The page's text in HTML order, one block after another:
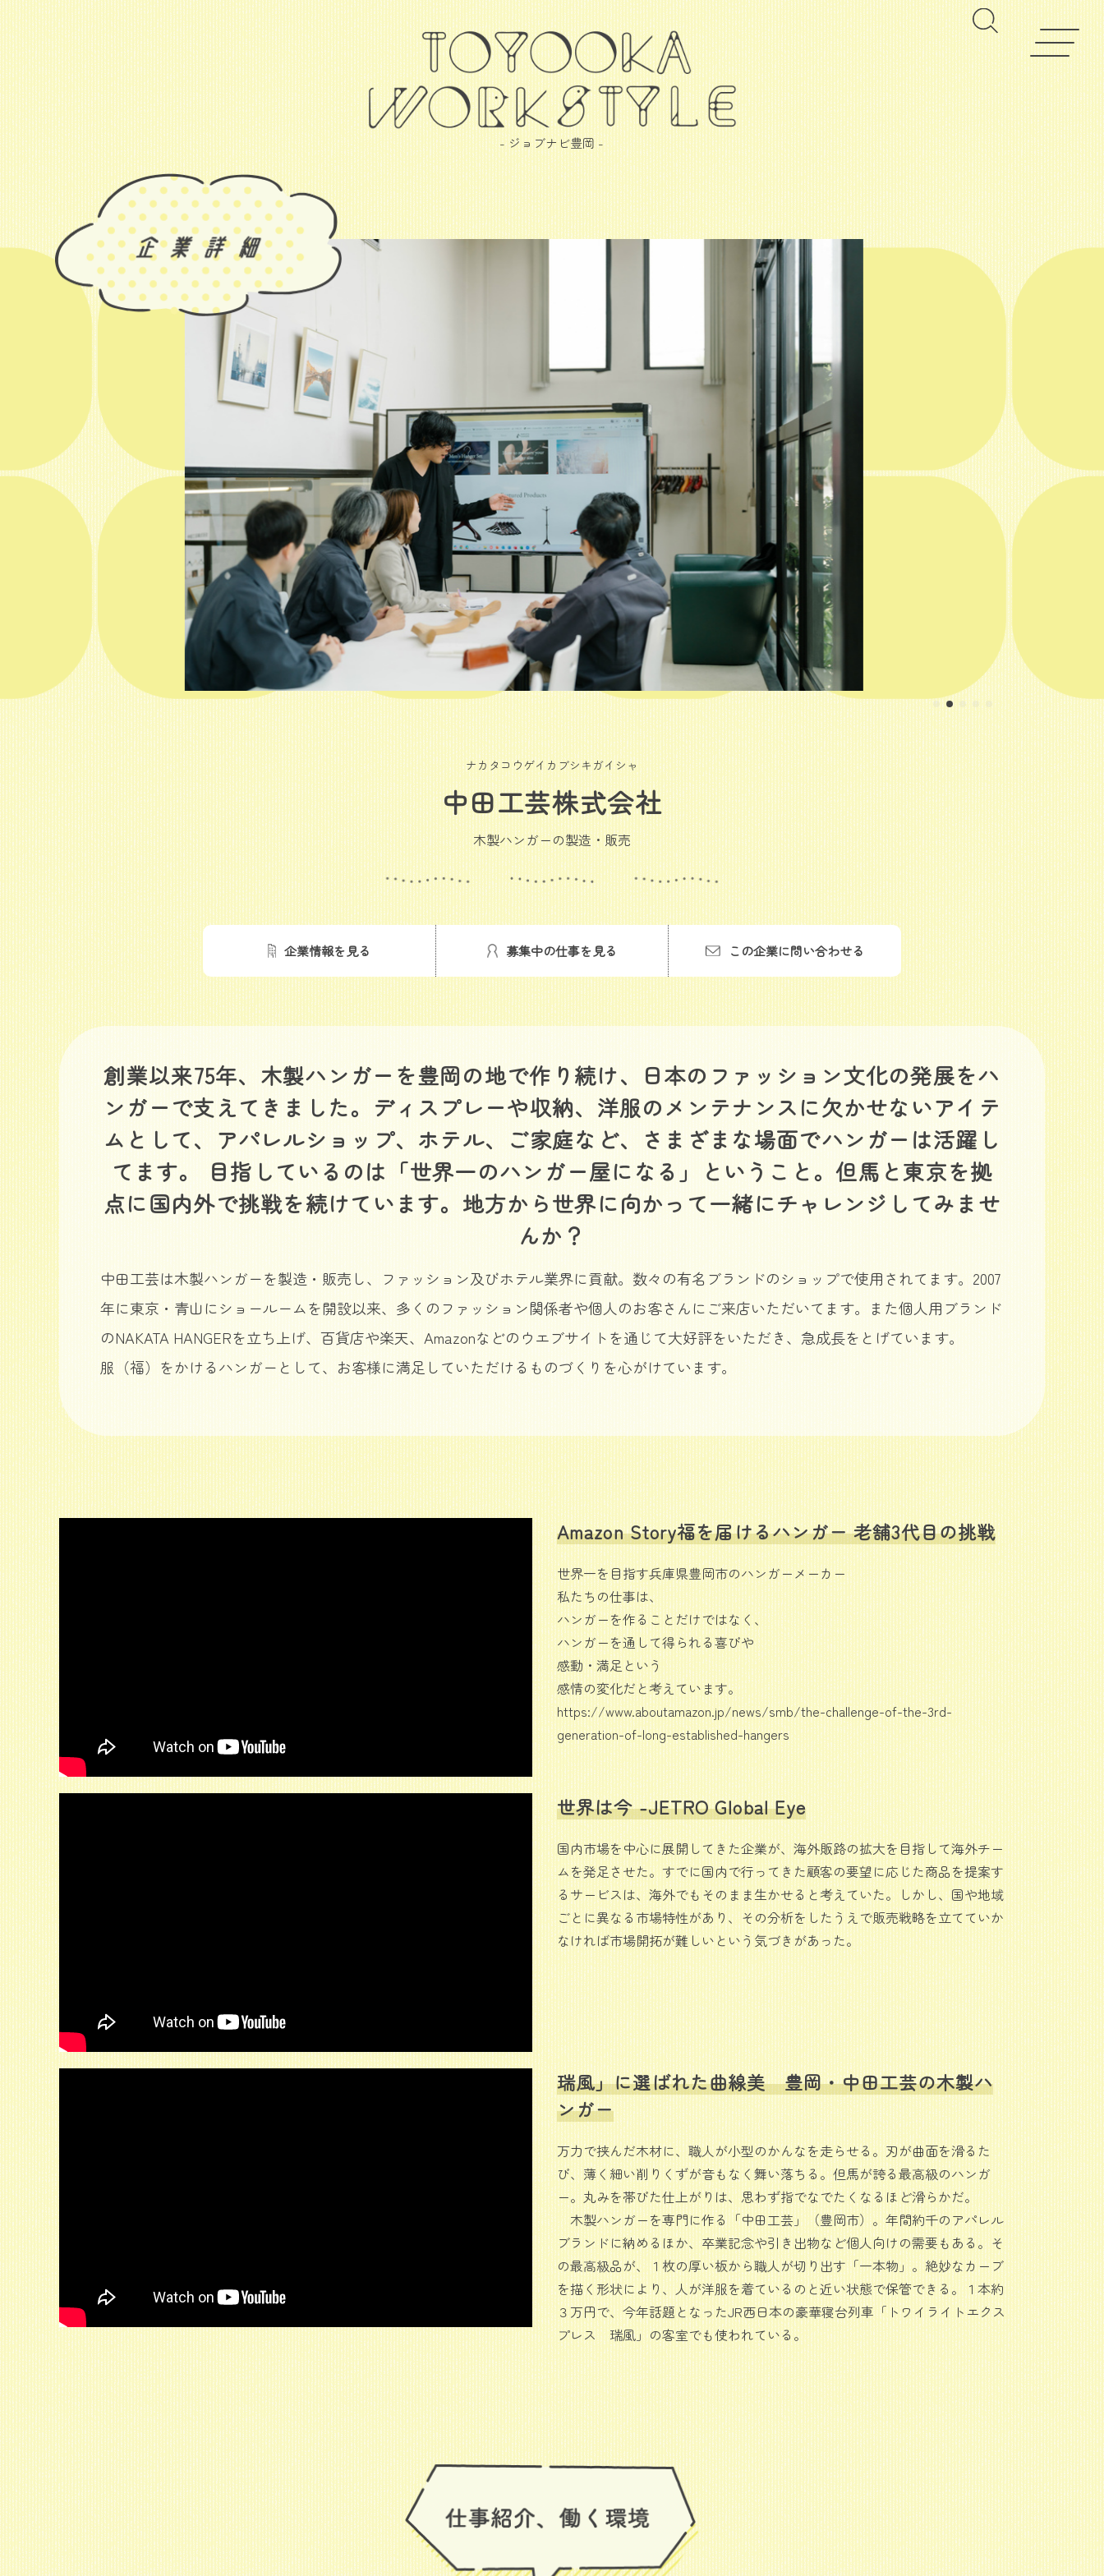
- ジョブナビ豊岡 -
ナカタコウゲイカブシキガイシャ
中田工芸株式会社
木製ハンガーの製造・販売
企業情報を見る 募集中の仕事を見る この企業に問い合わせる
創業以来75年、木製ハンガーを豊岡の地で作り続け、日本のファッション文化の発展をハ
ンガーで支えてきました。ディスプレーや収納、洋服のメンテナンスに欠かせないアイテ
ムとして、アパレルショップ、ホテル、ご家庭など、さまざまな場面でハンガーは活躍し
てます。 目指しているのは「世界一のハンガー屋になる」ということ。但馬と東京を拠
点に国内外で挑戦を続けています。地方から世界に向かって一緒にチャレンジしてみませ
んか？
中田工芸は木製ハンガーを製造・販売し、ファッション及びホテル業界に貢献。数々の有名ブランドのショップで使用されてます。2007
年に東京・青山にショールームを開設以来、多くのファッション関係者や個人のお客さんにご来店いただいてます。また個人用ブランド
のNAKATA HANGERを立ち上げ、百貨店や楽天、Amazonなどのウエブサイトを通じて大好評をいただき、急成長をとげています。
服（福）をかけるハンガーとして、お客様に満足していただけるものづくりを心がけています。
Amazon Story福を届けるハンガー 老舗3代目の挑戦
世界一を目指す兵庫県豊岡市のハンガーメーカー
私たちの仕事は、
ハンガーを作ることだけではなく、
ハンガーを通して得られる喜びや
感動・満足という
感情の変化だと考えています。
https://www.aboutamazon.jp/news/smb/the-challenge-of-the-3rd-
generation-of-long-established-hangers
世界は今 -JETRO Global Eye
国内市場を中心に展開してきた企業が、海外販路の拡大を目指して海外チー
ムを発足させた。すでに国内で行ってきた顧客の要望に応じた商品を提案す
るサービスは、海外でもそのまま生かせると考えていた。しかし、国や地域
ごとに異なる市場特性があり、その分析をしたうえで販売戦略を立てていか
なければ市場開拓が難しいという気づきがあった。
瑞風」に選ばれた曲線美 豊岡・中田工芸の木製ハ
ンガー
万力で挟んだ木材に、職人が小型のかんなを走らせる。刃が曲面を滑るた
び、薄く細い削りくずが音もなく舞い落ちる。但馬が誇る最高級のハンガ
ー。丸みを帯びた仕上がりは、思わず指でなでたくなるほど滑らかだ。
木製ハンガーを専門に作る「中田工芸」（豊岡市）。年間約千のアパレル
ブランドに納めるほか、卒業記念や引き出物など個人向けの需要もある。そ
の最高級品が、１枚の厚い板から職人が切り出す「一本物」。絶妙なカーブ
を描く形状により、人が洋服を着ているのと近い状態で保管できる。１本約
３万円で、今年話題となったJR西日本の豪華寝台列車「トワイライトエクス
プレス 瑞風」の客室でも使われている。